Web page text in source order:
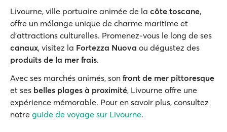
Livourne, ville portuaire animée de la côte toscane,
offre un mélange unique de charme maritime et
d'attractions culturelles. Promenez-vous le long de ses
canaux, visitez la Fortezza Nuova ou dégustez des
produits de la mer frais.
Avec ses marchés animés, son front de mer pittoresque
et ses belles plages à proximité, Livourne offre une
expérience mémorable. Pour en savoir plus, consultez
notre guide de voyage sur Livourne.